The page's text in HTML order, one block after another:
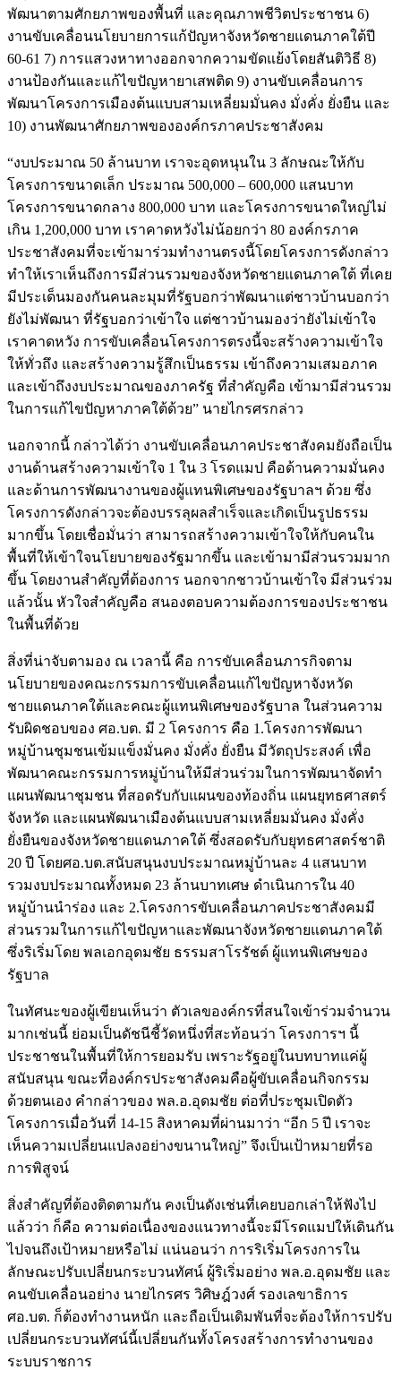
พัฒนาตามศักยภาพของพื้นที่ และคุณภาพชีวิตประชาชน 6)
งานขับเคลื่อนนโยบายการแก้ปัญหาจังหวัดชายแดนภาคใต้ปี
60-61 7) การแสวงหาทางออกจากความขัดแย้งโดยสันติวิธี 8)
งานป้องกันและแก้ไขปัญหายาเสพติด 9) งานขับเคลื่อนการ
พัฒนาโครงการเมืองต้นแบบสามเหลี่ยมมั่นคง มั่งคั่ง ยั่งยืน และ
10) งานพัฒนาศักยภาพขององค์กรภาคประชาสังคม
“งบประมาณ 50 ล้านบาท เราจะอุดหนุนใน 3 ลักษณะให้กับ
โครงการขนาดเล็ก ประมาณ 500,000 – 600,000 แสนบาท
โครงการขนาดกลาง 800,000 บาท และโครงการขนาดใหญ่ไม่
เกิน 1,200,000 บาท เราคาดหวังไม่น้อยกว่า 80 องค์กรภาค
ประชาสังคมที่จะเข้ามาร่วมทำงานตรงนี้โดยโครงการดังกล่าว
ทำให้เราเห็นถึงการมีส่วนรวมของจังหวัดชายแดนภาคใต้ ที่เคย
มีประเด็นมองกันคนละมุมที่รัฐบอกว่าพัฒนาแต่ชาวบ้านบอกว่า
ยังไม่พัฒนา ที่รัฐบอกว่าเข้าใจ แต่ชาวบ้านมองว่ายังไม่เข้าใจ
เราคาดหวัง การขับเคลื่อนโครงการตรงนี้จะสร้างความเข้าใจ
ให้ทั่วถึง และสร้างความรู้สึกเป็นธรรม เข้าถึงความเสมอภาค
และเข้าถึงงบประมาณของภาครัฐ ที่สำคัญคือ เข้ามามีส่วนรวม
ในการแก้ไขปัญหาภาคใต้ด้วย” นายไกรศรกล่าว
นอกจากนี้ กล่าวได้ว่า งานขับเคลื่อนภาคประชาสังคมยังถือเป็น
งานด้านสร้างความเข้าใจ 1 ใน 3 โรดแมป คือด้านความมั่นคง
และด้านการพัฒนางานของผู้แทนพิเศษของรัฐบาลฯ ด้วย ซึ่ง
โครงการดังกล่าวจะต้องบรรลุผลสำเร็จและเกิดเป็นรูปธรรม
มากขึ้น โดยเชื่อมั่นว่า สามารถสร้างความเข้าใจให้กับคนใน
พื้นที่ให้เข้าใจนโยบายของรัฐมากขึ้น และเข้ามามีส่วนรวมมาก
ขึ้น โดยงานสำคัญที่ต้องการ นอกจากชาวบ้านเข้าใจ มีส่วนร่วม
แล้วนั้น หัวใจสำคัญคือ สนองตอบความต้องการของประชาชน
ในพื้นที่ด้วย
สิ่งที่น่าจับตามอง ณ เวลานี้ คือ การขับเคลื่อนภารกิจตาม
นโยบายของคณะกรรมการขับเคลื่อนแก้ไขปัญหาจังหวัด
ชายแดนภาคใต้และคณะผู้แทนพิเศษของรัฐบาล ในส่วนความ
รับผิดชอบของ ศอ.บต. มี 2 โครงการ คือ 1.โครงการพัฒนา
หมู่บ้านชุมชนเข้มแข็งมั่นคง มั่งคั่ง ยั่งยืน มีวัตถุประสงค์ เพื่อ
พัฒนาคณะกรรมการหมู่บ้านให้มีส่วนร่วมในการพัฒนาจัดทำ
แผนพัฒนาชุมชน ที่สอดรับกับแผนของท้องถิ่น แผนยุทธศาสตร์
จังหวัด และแผนพัฒนาเมืองต้นแบบสามเหลี่ยมมั่นคง มั่งคั่ง
ยั่งยืนของจังหวัดชายแดนภาคใต้ ซึ่งสอดรับกับยุทธศาสตร์ชาติ
20 ปี โดยศอ.บต.สนับสนุนงบประมาณหมู่บ้านละ 4 แสนบาท
รวมงบประมาณทั้งหมด 23 ล้านบาทเศษ ดำเนินการใน 40
หมู่บ้านนำร่อง และ 2.โครงการขับเคลื่อนภาคประชาสังคมมี
ส่วนรวมในการแก้ไขปัญหาและพัฒนาจังหวัดชายแดนภาคใต้
ซึ่งริเริ่มโดย พลเอกอุดมชัย ธรรมสาโรรัชต์ ผู้แทนพิเศษของ
รัฐบาล
ในทัศนะของผู้เขียนเห็นว่า ตัวเลของค์กรที่สนใจเข้าร่วมจำนวน
มากเช่นนี้ ย่อมเป็นดัชนีชี้วัดหนึ่งที่สะท้อนว่า โครงการฯ นี้
ประชาชนในพื้นที่ให้การยอมรับ เพราะรัฐอยู่ในบทบาทแค่ผู้
สนับสนุน ขณะที่องค์กรประชาสังคมคือผู้ขับเคลื่อนกิจกรรม
ด้วยตนเอง คำกล่าวของ พล.อ.อุดมชัย ต่อที่ประชุมเปิดตัว
โครงการเมื่อวันที่ 14-15 สิงหาคมที่ผ่านมาว่า “อีก 5 ปี เราจะ
เห็นความเปลี่ยนแปลงอย่างขนานใหญ่” จึงเป็นเป้าหมายที่รอ
การพิสูจน์
สิ่งสำคัญที่ต้องติดตามกัน คงเป็นดังเช่นที่เคยบอกเล่าให้ฟังไป
แล้วว่า ก็คือ ความต่อเนื่องของแนวทางนี้จะมีโรดแมปให้เดินกัน
ไปจนถึงเป้าหมายหรือไม่ แน่นอนว่า การริเริ่มโครงการใน
ลักษณะปรับเปลี่ยนกระบวนทัศน์ ผู้ริเริ่มอย่าง พล.อ.อุดมชัย และ
คนขับเคลื่อนอย่าง นายไกรศร วิศิษฎ์วงศ์ รองเลขาธิการ
ศอ.บต. ก็ต้องทำงานหนัก และถือเป็นเดิมพันที่จะต้องให้การปรับ
เปลี่ยนกระบวนทัศน์นี้เปลี่ยนกันทั้งโครงสร้างการทำงานของ
ระบบราชการ